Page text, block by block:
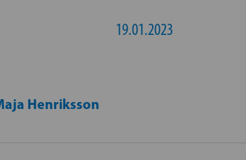
19.01.2023
Henriksson